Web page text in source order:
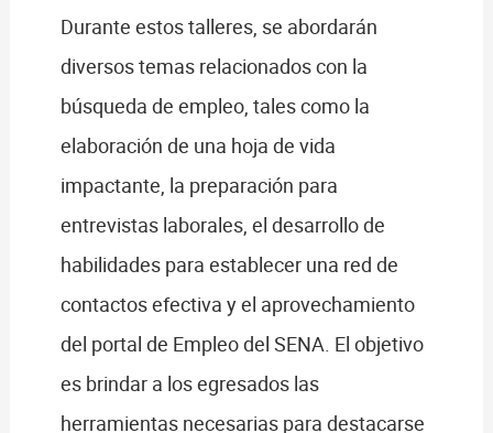
Durante estos talleres, se abordarán
diversos temas relacionados con la
búsqueda de empleo, tales como la
elaboración de una hoja de vida
impactante, la preparación para
entrevistas laborales, el desarrollo de
habilidades para establecer una red de
contactos efectiva y el aprovechamiento
del portal de Empleo del SENA. El objetivo
es brindar a los egresados las
herramientas necesarias para destacarse